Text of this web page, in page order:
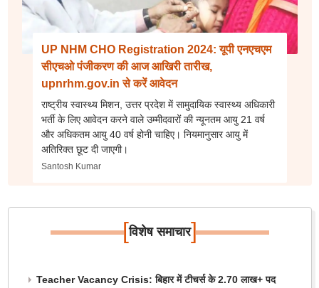
UP NHM CHO Registration 2024: यूपी एनएचएम
सीएचओ पंजीकरण की आज आखिरी तारीख,
upnrhm.gov.in से करें आवेदन
राष्ट्रीय स्वास्थ्य मिशन, उत्तर प्रदेश में सामुदायिक स्वास्थ्य अधिकारी
भर्ती के लिए आवेदन करने वाले उम्मीदवारों की न्यूनतम आयु 21 वर्ष
और अधिकतम आयु 40 वर्ष होनी चाहिए। नियमानुसार आयु में
अतिरिक्त छूट दी जाएगी।
Santosh Kumar
[विशेष समाचार]
Teacher Vacancy Crisis: बिहार में टीचर्स के 2.70 लाख+ पद